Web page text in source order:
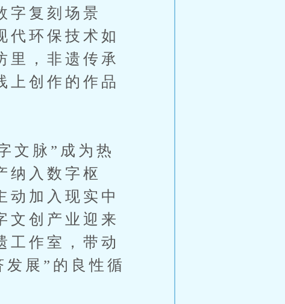
字复刻场景
代环保技术如
里，非遗传承
上创作的作品
文脉”成为热
纳入数字枢
动加入现实中
文创产业迎来
工作室，带动
展”的良性循